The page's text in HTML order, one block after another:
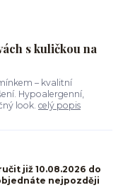
s kuličkou na
– kvalitní
Hypoalergenní,
look. celý popis
již 10.08.2026 do
nejpozději